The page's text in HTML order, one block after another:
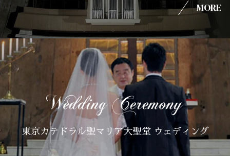
MORE
東京カテドラル聖マリア大聖堂 ウェディング